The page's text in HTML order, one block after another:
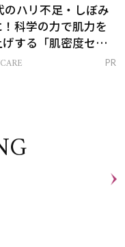
のハリ不足・しぼみ
科学の力で肌力を
する「肌密度セラ
PR